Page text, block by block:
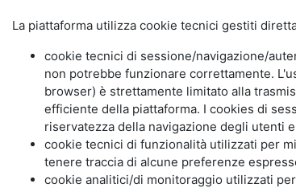
La piattaforma utilizza cookie tecnici gestiti
cookie tecnici di sessione/navigazione/
non potrebbe funzionare correttamente.
browser) è strettamente limitato alla
efficiente della piattaforma. I cookies di
riservatezza della navigazione degli utenti
cookie tecnici di funzionalità utilizzati per
tenere traccia di alcune preferenze
cookie analitici/di monitoraggio utilizzati